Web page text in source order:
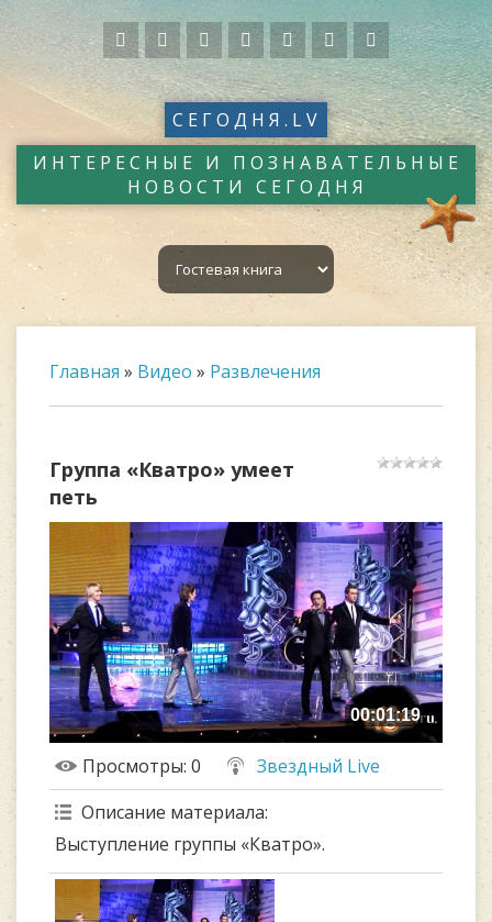
СЕГОДНЯ.LV
ИНТЕРЕСНЫЕ И ПОЗНАВАТЕЛЬНЫЕ
НОВОСТИ СЕГОДНЯ
Главная » Видео » Развлечения
Группа «Кватро» умеет
петь
00:01:19
Просмотры: 0
Звездный Live
Описание материала:
Выступление группы «Кватро».